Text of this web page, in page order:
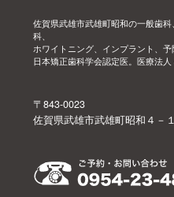
佐賀県武雄市武雄町昭和の一般歯
科、
ホワイトニング、インプラント、予
日本矯正歯科学会認定医。医療法
〒843-0023
佐賀県武雄市武雄町昭和４－